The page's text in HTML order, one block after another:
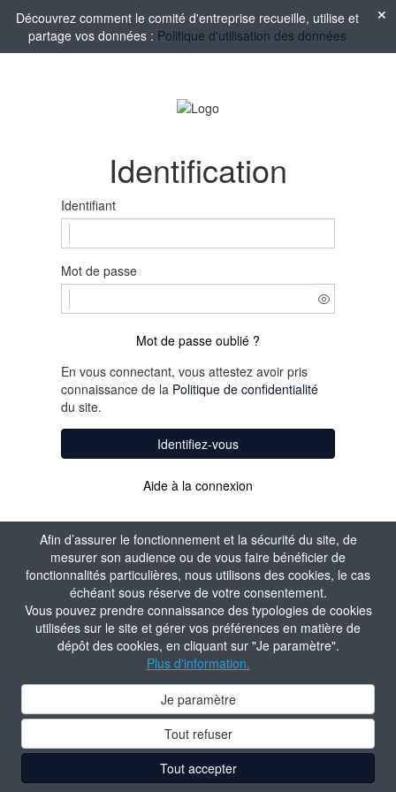
Afin d’assurer le fonctionnement et la sécurité du site, de
mesurer son audience ou de vous faire bénéficier de
fonctionnalités particulières, nous utilisons des cookies, le cas
échéant sous réserve de votre consentement.
Vous pouvez prendre connaissance des typologies de cookies
utilisées sur le site et gérer vos préférences en matière de
dépôt des cookies, en cliquant sur "Je paramètre".
Plus d'information.
Je paramètre
Tout refuser
Tout accepter
Découvrez comment le comité d'entreprise recueille, utilise et
partage vos données : Politique d'utilisation des données
Identification
Identifiant
Mot de passe
Mot de passe oublié ?
En vous connectant, vous attestez avoir pris
connaissance de la Politique de confidentialité
du site.
Identifiez-vous
Aide à la connexion